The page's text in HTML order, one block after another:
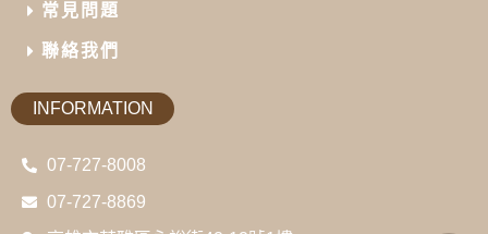
常見問題
聯絡我們
INFORMATION
07-727-8008
07-727-8869